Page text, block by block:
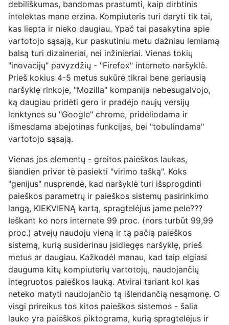
debiliškumas, bandomas prastumti, kaip dirbtinis
intelektas mane erzina. Kompiuteris turi daryti tik tai,
kas liepta ir nieko daugiau. Ypač tai pasakytina apie
vartotojo sąsają, kur paskutiniu metu dažniau lemiamą
balsą turi dizaineriai, nei inžinieriai. Vienas tokių
"inovacijų" pavyzdžių - "Firefox" interneto naršyklė.
Prieš kokius 4-5 metus sukūrė tikrai bene geriausią
naršyklę rinkoje, "Mozilla" kompanija nebesugalvojo,
ką daugiau pridėti gero ir pradėjo naujų versijų
lenktynes su "Google" chrome, pridėliodama ir
išmesdama abejotinas funkcijas, bei "tobulindama"
vartotojo sąsają.
Vienas jos elementų - greitos paieškos laukas,
šiandien priver tė pasiekti "virimo tašką". Koks
"genijus" nusprendė, kad naršyklė turi išsprogdinti
paieškos parametrų ir paieškos sistemų pasirinkimo
langą, KIEKVIENĄ kartą, spragtelėjus jame pele???
Ieškant ko nors internete 99 proc. (nors turbūt 99,99
proc.) atvejų naudoju vieną ir tą pačią paieškos
sistemą, kurią susiderinau įsidiegęs naršyklę, prieš
metus ar daugiau. Kažkodėl manau, kad taip elgiasi
dauguma kitų kompiuterių vartotojų, naudojančių
integruotos paieškos lauką. Atvirai tariant kol kas
neteko matyti naudojančio tą išlendančią nesąmonę. O
visgi prireikus tos kitos paieškos sistemos - šalia
lauko yra paieškos piktograma, kurią spragtelėjus ir